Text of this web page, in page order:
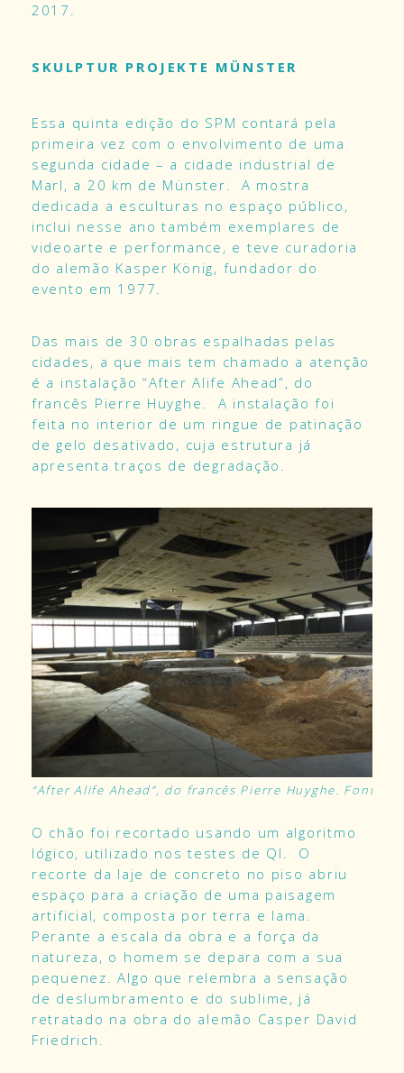
2017.
SKULPTUR PROJEKTE MÜNSTER
Essa quinta edição do SPM contará pela
primeira vez com o envolvimento de uma
segunda cidade – a cidade industrial de
Marl, a 20 km de Münster. A mostra
dedicada a esculturas no espaço público,
inclui nesse ano também exemplares de
videoarte e performance, e teve curadoria
do alemão Kasper König, fundador do
evento em 1977.
Das mais de 30 obras espalhadas pelas
cidades, a que mais tem chamado a atenção
é a instalação “After Alife Ahead”, do
francês Pierre Huyghe. A instalação foi
feita no interior de um ringue de patinação
de gelo desativado, cuja estrutura já
apresenta traços de degradação.
“After Alife Ahead”, do francês Pierre Huyghe. Fonte:
O chão foi recortado usando um algoritmo
lógico, utilizado nos testes de QI. O
recorte da laje de concreto no piso abriu
espaço para a criação de uma paisagem
artificial, composta por terra e lama.
Perante a escala da obra e a força da
natureza, o homem se depara com a sua
pequenez. Algo que relembra a sensação
de deslumbramento e do sublime, já
retratado na obra do alemão Casper David
Friedrich.